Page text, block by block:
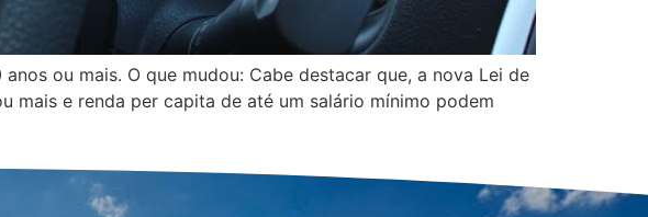
ou mais. O que mudou: Cabe destacar que, a nova Lei de
mais e renda per capita de até um salário mínimo podem